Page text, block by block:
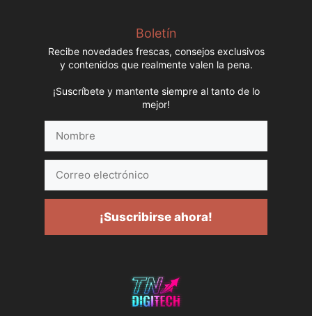
Boletín
Recibe novedades frescas, consejos exclusivos
y contenidos que realmente valen la pena.
¡Suscríbete y mantente siempre al tanto de lo
mejor!
electrónico
¡Suscribirse ahora!